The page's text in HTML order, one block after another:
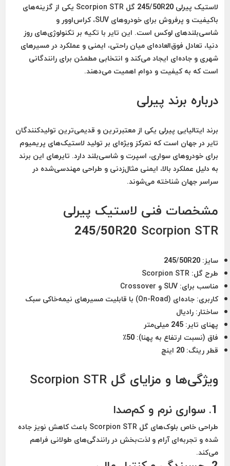
لاستیک پیرلی 245/50R20 گل Scorpion STR یکی از گزینه‌های
باکیفیت و پرفروش برای خودروهای
SUV، کراس‌اوور و
شاسی‌بلندهای لوکس است. این تایر با تکیه بر تکنولوژی‌های روز
دنیا، تعادل فوق‌العاده‌ای میان راحتی، ایمنی و عملکرد در مسیرهای
شهری و جاده‌ای ایجاد می‌کند و انتخابی مطمئن برای رانندگانی
است که به کیفیت و دوام اهمیت می‌دهند.
درباره برند پیرلی
برند ایتالیایی پیرلی یکی از معتبرترین و قدیمی‌ترین تولیدکنندگان
تایر در جهان است که تمرکز ویژه‌ای بر تولید لاستیک‌های پریمیوم
برای خودروهای سواری، اسپرت و شاسی‌بلند دارد. تایرهای این برند
به دلیل عملکرد بالا، ایمنی مثال‌زدنی و طراحی مهندسی‌شده در
سراسر جهان شناخته می‌شوند.
مشخصات فنی لاستیک پیرلی
245/50R20 Scorpion STR
سایز: 245/50R20
طرح گل: Scorpion STR
مناسب برای: SUV و Crossover
کاربری: جاده‌ای (On-Road) با قابلیت مسیرهای نیمه‌خاکی سبک
ساختار: رادیال
پهنای تایر: 245 میلی‌متر
فاق (نسبت ارتفاع به پهنا): 50٪
قطر رینگ: 20 اینچ
ویژگی‌ها و مزایای گل Scorpion STR
1. سواری نرم و کم‌صدا
طراحی خاص بلوک‌های گل Scorpion STR باعث کاهش نویز جاده
شده و تجربه‌ایآرام و لذت‌بخش در رانندگی‌های طولانی فراهم
می‌کند.